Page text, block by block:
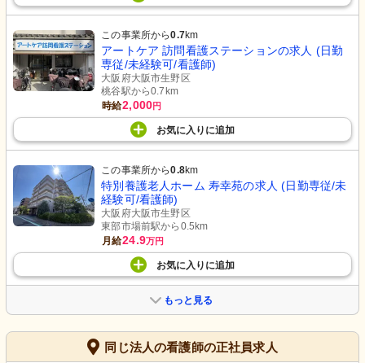
この事業所から0.7km
アートケア 訪問看護ステーションの求人 (日勤
専従/未経験可/看護師)
大阪府大阪市生野区
桃谷駅から0.7km
時給2,000円
お気に入り に追加
この事業所から0.8km
特別養護老人ホーム 寿幸苑の求人 (日勤専従/未
経験可/看護師)
大阪府大阪市生野区
東部市場前駅から0.5km
月給24.9万円
お気に入り に追加
もっと見る
同じ法人の看護師の正社員求人